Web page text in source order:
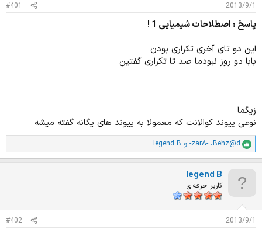
د
ه
م
ض
و
ع
2013/9/1
#401
پاسخ : اصطلاحات شیمیایی 1 !
این دو تای آخری تکراری بودن
بابا دو روز نبودما صد تا تکراری گفتین
زیگما
نوعی پیوند کوالانت که معمولا به پیوند های یگانه گفته میشه
ا
م
ت
:
Behz@d، -zarA- و legend B
legend B
کاربر حرفه‌ای
2013/9/1
#402